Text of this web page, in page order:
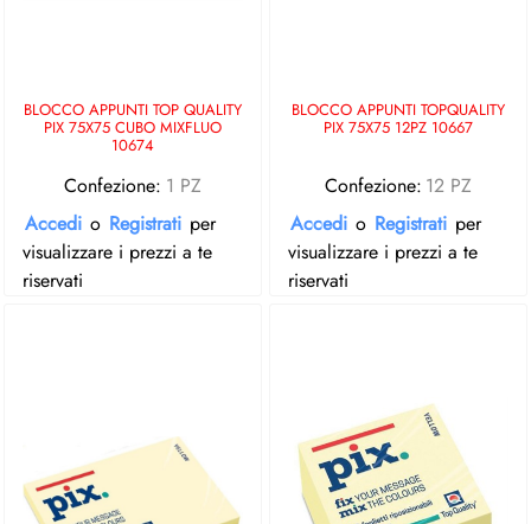
BLOCCO APPUNTI TOP QUALITY
PIX 75X75 CUBO MIXFLUO
10674
Confezione: 1 PZ
Accedi o Registrati per
visualizzare i prezzi a te
riservati
BLOCCO APPUNTI TOPQUALITY
PIX 75X75 12PZ 10667
Confezione: 12 PZ
Accedi o Registrati per
visualizzare i prezzi a te
riservati